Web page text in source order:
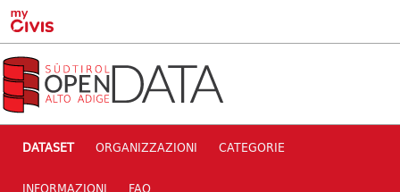
Skip to main content
DATASET ORGANIZZAZIONI CATEGORIE
INFORMAZIONI FAQ